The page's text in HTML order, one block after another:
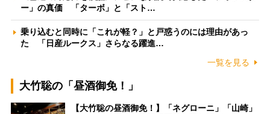
ー」の真価 「ターボ」と「スト…
乗り込むと同時に「これが軽？」と戸惑うのには理由があっ
た 「日産ルークス」さらなる躍進…
一覧を見る
大竹聡の「昼酒御免！」
【大竹聡の昼酒御免！】「ネグローニ」「山崎」